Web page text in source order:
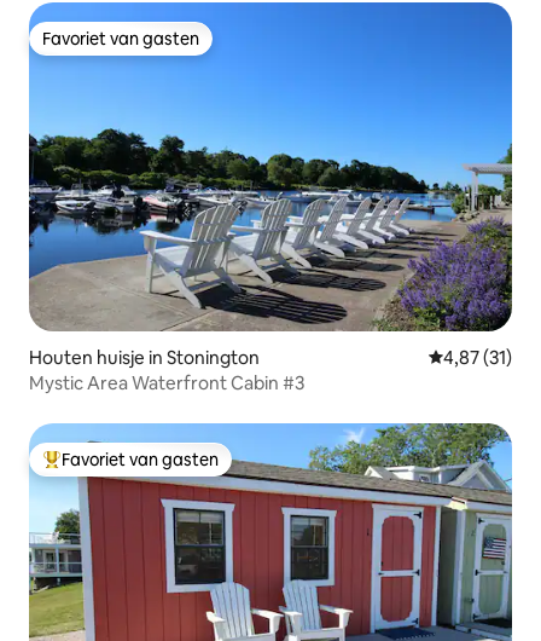
Favoriet van gasten
Favoriet van gasten
Houten huisje in Stonington Gemiddelde
4,87 (31)
Mystic Area Waterfront Cabin #3
Topfavoriet van gasten
Favoriet van gasten